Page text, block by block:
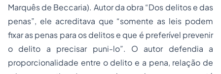
Marquês de Beccaria). Autor da obra “Dos delitos e das
penas”, ele acreditava que “somente as leis podem
fixar as penas para os delitos e que é preferível prevenir
o delito a precisar puni-lo”. O autor defendia a
proporcionalidade entre o delito e a pena, relação de